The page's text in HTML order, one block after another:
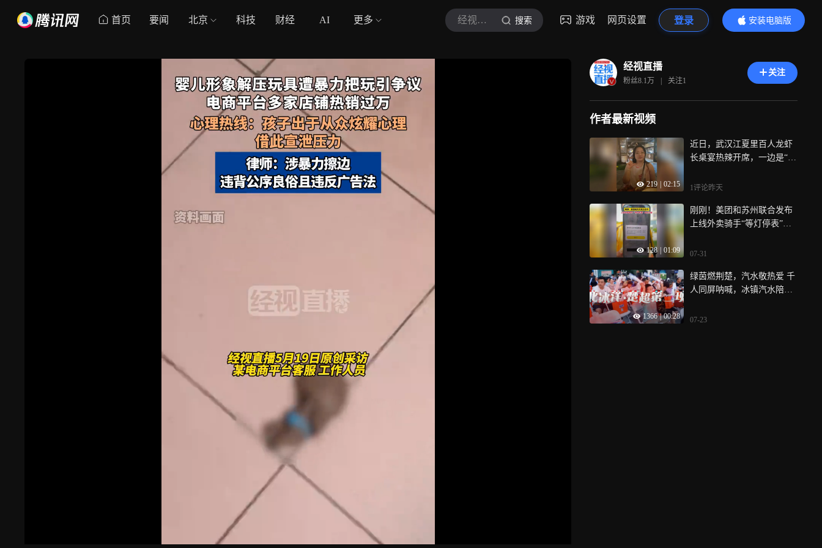
首页 要闻 北京 科技 财经 AI 更多 经视直播 搜索 游戏 网页设置 登录
安装电脑版
内容更精彩
经视直播
粉丝8.1万 | 关注1
关注
作者最新视频
219 02:15
近日，武汉江夏里百人龙虾
长桌宴热辣开席，一边是“清
是小龙虾配啤酒的夏日畅
一桌都齐了！
1评论昨天
128 01:09
刚刚！美团和苏州联合发布
上线外卖骑手“等灯停表”试
07-31
1366 | 00:28
绿茵燃荆楚，汽水敬热爱 千
人同屏呐喊，冰镇汽水陪你
07-23